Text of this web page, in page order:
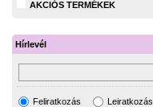
AKCIÓS TERMÉKEK
Hírlevél
Feliratkozás Leiratkozás